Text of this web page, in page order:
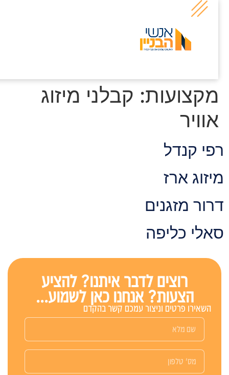
מקצועות:קבלני מיזוג
אוויר
קנדל
ארז
מזגנים
כליפה
רוצים לדבר איתנו? להציע
הצעות? אנחנו כאן לשמוע...
השאירו פרטים וניצור עמכם קשר בהקדם